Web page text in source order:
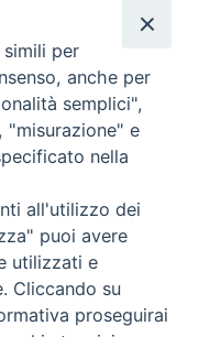
PERGOLA | Via Roma,
|
90003900413
per
anche per
semplici",
"misurazione" e
nella
all'utilizzo dei
puoi avere
utilizzati e
Cliccando su
proseguirai